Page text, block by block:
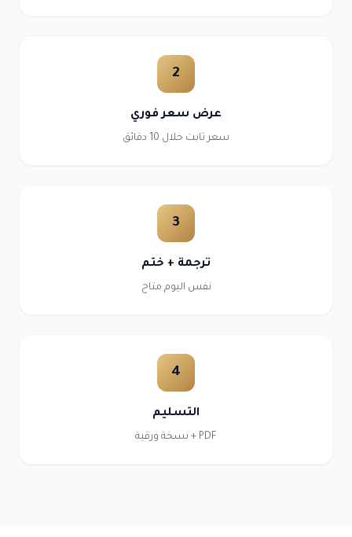
2
عرض سعر فوري
سعر ثابت خلال 10 دقائق
3
ترجمة + ختم
نفس اليوم متاح
4
التسليم
PDF + نسخة ورقية